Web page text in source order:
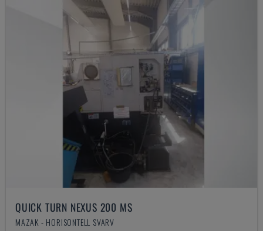
QUICK TURN NEXUS 200 MS
MAZAK - HORISONTELL SVARV